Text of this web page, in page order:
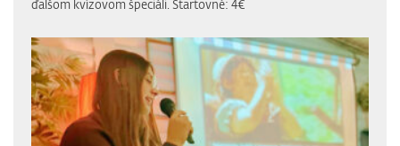
ďalšom kvízovom špeciáli. Štartovné: 4€